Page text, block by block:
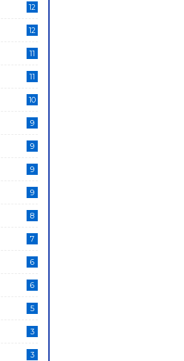
12
12
11
11
10
9
9
9
9
8
7
6
6
5
3
3